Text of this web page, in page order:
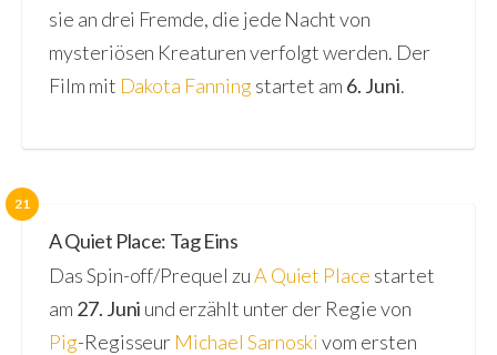
sie an drei Fremde, die jede Nacht von
mysteriösen Kreaturen verfolgt werden. Der
Film mit Dakota Fanningstartet am 6. Juni.
21
A Quiet Place: Tag Eins
Das Spin-off/Prequel zuA Quiet Place startet
am 27. Juni und erzählt unter der Regie von
Pig-Regisseur Michael Sarnoski vom ersten